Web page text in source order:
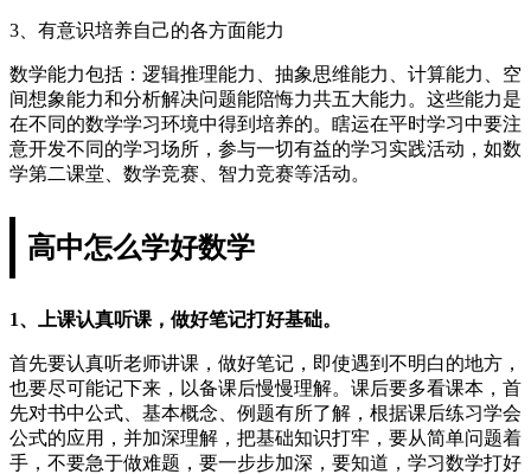
3、有意识培养自己的各方面能力
数学能力包括：逻辑推理能力、抽象思维能力、计算能力、空
间想象能力和分析解决问题能陪悔力共五大能力。这些能力是
在不同的数学学习环境中得到培养的。瞎运在平时学习中要注
意开发不同的学习场所，参与一切有益的学习实践活动，如数
学第二课堂、数学竞赛、智力竞赛等活动。
高中怎么学好数学
1、上课认真听课，做好笔记打好基础。
首先要认真听老师讲课，做好笔记，即使遇到不明白的地方，
也要尽可能记下来，以备课后慢慢理解。课后要多看课本，首
先对书中公式、基本概念、例题有所了解，根据课后练习学会
公式的应用，并加深理解，把基础知识打牢，要从简单问题着
手，不要急于做难题，要一步步加深，要知道，学习数学打好